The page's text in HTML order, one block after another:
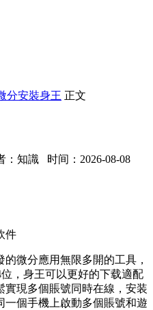
分安裝身王 正文
：知識
时间：2026-08-08
件
微分應用無限多開的工具，
，身王可以更好的下载適配
現多個賬號同時在線，安装
一個手機上啟動多個賬號和遊